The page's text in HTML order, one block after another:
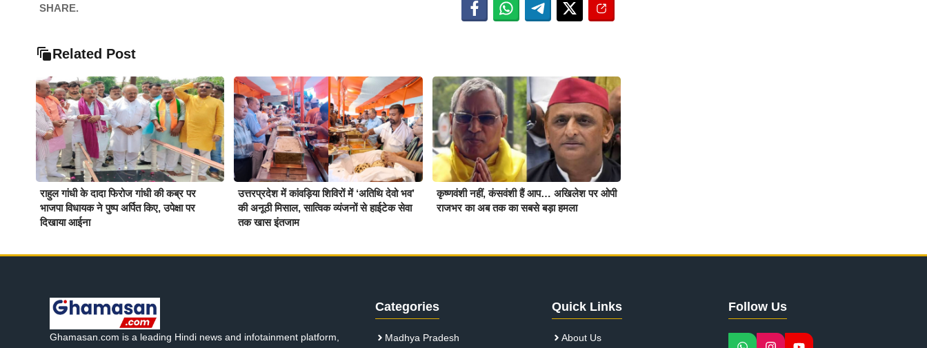
SHARE.
Related Post
राहुल गांधी के दादा फिरोज गांधी की कब्र पर
भाजपा विधायक ने पुष्प अर्पित किए, उपेक्षा पर
दिखाया आईना
उत्तरप्रदेश में कांवड़िया शिविरों में ‘अतिथि देवो भव’
की अनूठी मिसाल, सात्विक व्यंजनों से हाईटेक सेवा
तक खास इंतजाम
कृष्णवंशी नहीं, कंसवंशी हैं आप… अखिलेश पर ओपी
राजभर का अब तक का सबसे बड़ा हमला
Ghamasan.com is a leading Hindi news and infotainment platform,
Categories
Madhya Pradesh
Quick Links
About Us
Follow Us